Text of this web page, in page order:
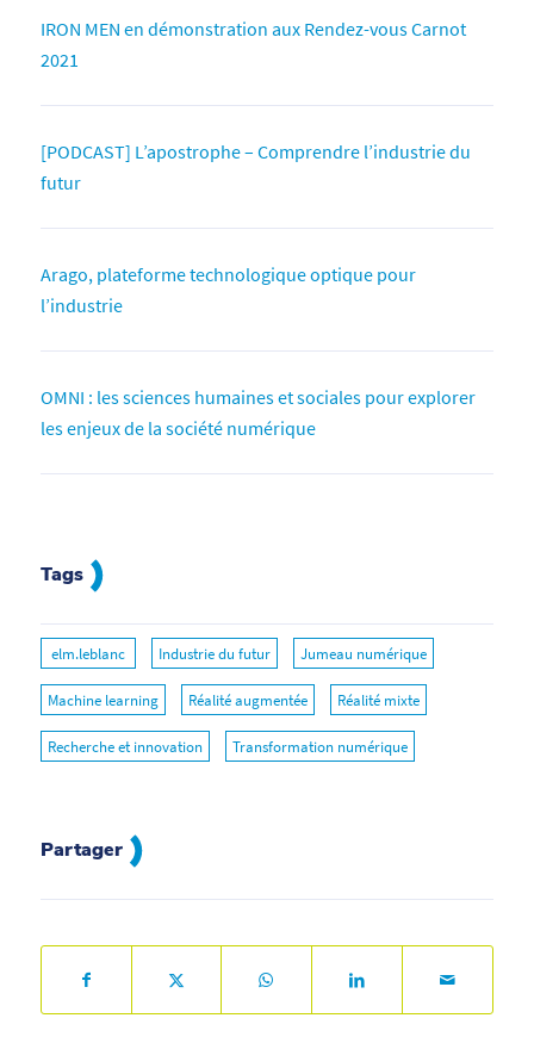
IRON MEN en démonstration aux Rendez-vous Carnot
2021
[PODCAST] L’apostrophe – Comprendre l’industrie du
futur
Arago, plateforme technologique optique pour
l’industrie
OMNI : les sciences humaines et sociales pour explorer
les enjeux de la société numérique
Tags
elm.leblanc Industrie du futur Jumeau numérique
Machine learning Réalité augmentée Réalité mixte
Recherche et innovation Transformation numérique
Partager